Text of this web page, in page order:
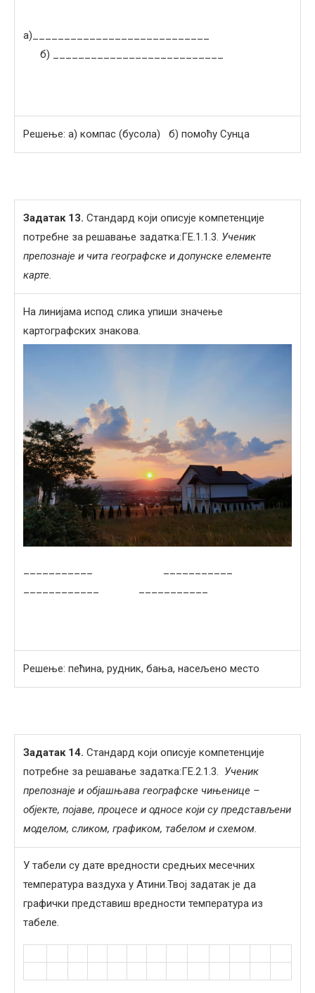
а)____________________________
б) ___________________________
Решење: а) компас (бусола) б) помоћу Сунца
Задатак 1 3. Стандард који описује компетенције
потребне за решавање задатка:ГЕ.1.1.3. Ученик
препознаје и чита географске и допунске елементе
карте.
На линијама испод слика упиши значење
картографских знакова.
Решење: пећина, рудник, бања, насељено место
Задатак 14. Стандард који описује компетенције
потребне за решавање задатка:ГЕ.2.1.3. Ученик
препознаје и објашњава географске чињенице –
објекте, појаве, процесе и односе који су представљени
моделом, сликом, графиком, табелом и схемом.
У табели су дате вредности средњих месечних
температура ваздуха у Атини.Твој задатак је да
графички представиш вредности температура из
табеле.